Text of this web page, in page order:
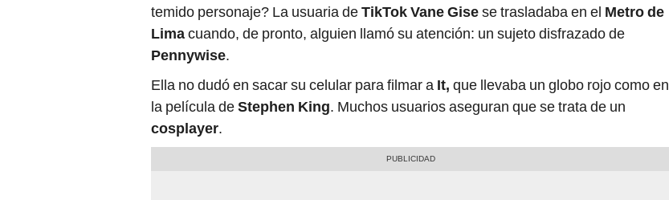
temido personaje? La usuaria deTikTok Vane Gisese trasladaba en el Metro de
Limacuando, de pronto, alguien llamó su atención: un sujeto disfrazado de
Pennywise.
Ella no dudó en sacar su celular para filmar a It, que llevaba un globo rojo como en
la película deStephen King. Muchos usuarios aseguran que se trata de un
cosplayer.